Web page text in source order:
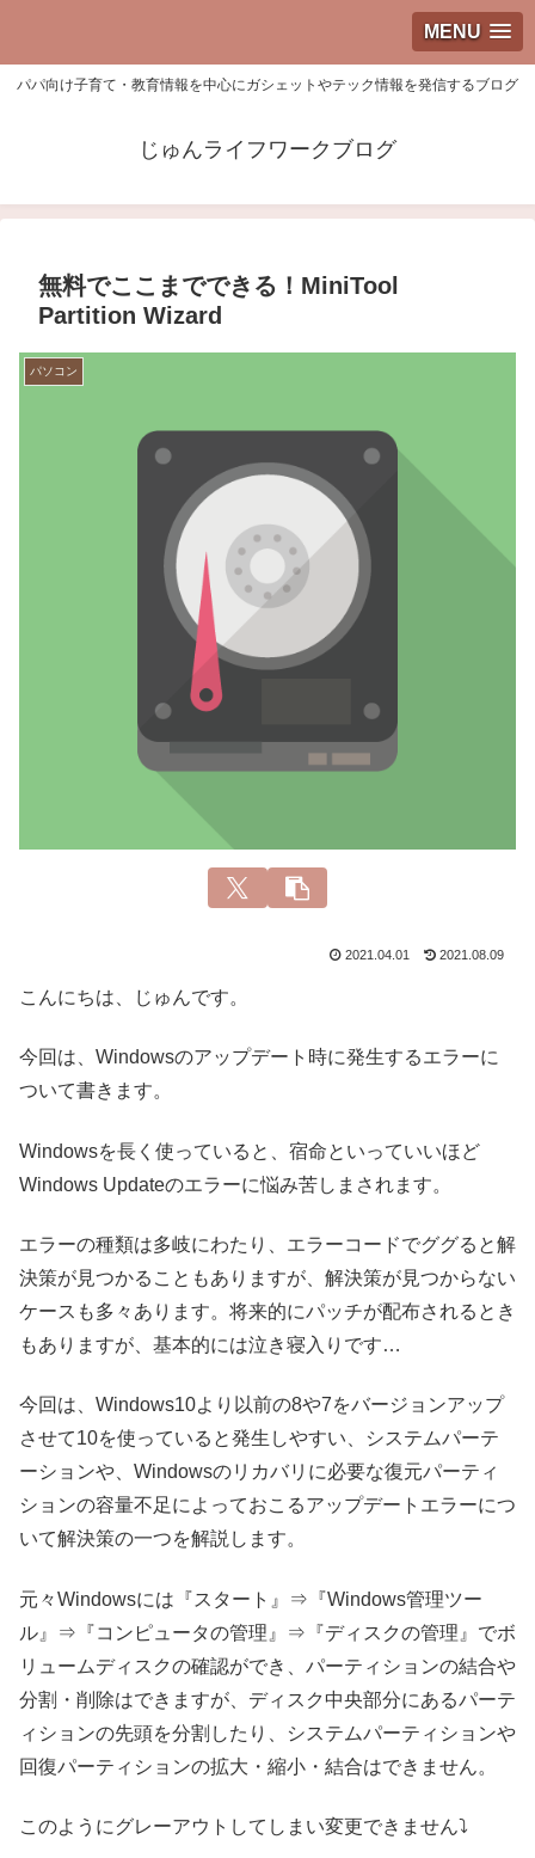
MENU
パパ向け子育て・教育情報を中心にガシェットやテック情報を発信するブログ
じゅんライフワークブログ
無料でここまでできる！MiniTool
Partition Wizard
パソコン
2021.04.01 2021.08.09
こんにちは、じゅんです。
今回は、Windowsのアップデート時に発生するエラーに
ついて書きます。
Windowsを長く使っていると、宿命といっていいほど
Windows Updateのエラーに悩み苦しまされます。
エラーの種類は多岐にわたり、エラーコードでググると解
決策が見つかることもありますが、解決策が見つからない
ケースも多々あります。将来的にパッチが配布されるとき
もありますが、基本的には泣き寝入りです…
今回は、Windows10より以前の8や7をバージョンアップ
させて10を使っていると発生しやすい、システムパーテ
ーションや、Windowsのリカバリに必要な復元パーティ
ションの容量不足によっておこるアップデートエラーにつ
いて解決策の一つを解説します。
元々Windowsには『スタート』⇒『Windows管理ツー
ル』⇒『コンピュータの管理』⇒『ディスクの管理』でボ
リュームディスクの確認ができ、パーティションの結合や
分割・削除はできますが、ディスク中央部分にあるパーテ
ィションの先頭を分割したり、システムパーティションや
回復パーティションの拡大・縮小・結合はできません。
このようにグレーアウトしてしまい変更できません⤵